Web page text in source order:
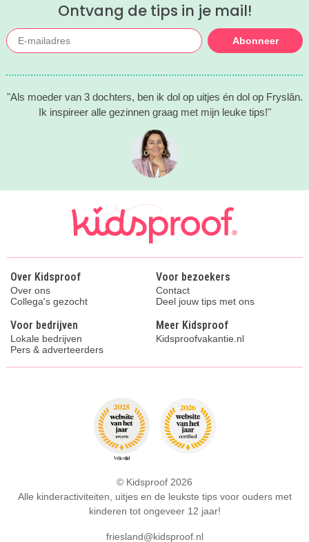
Ontvang de tips in je mail!
Abonneer
"Als moeder van 3 dochters, ben ik dol op uitjes én dol op Fryslân.
Ik inspireer alle gezinnen graag met mijn leuke tips!"
Over Kidsproof
Over ons
Collega's gezocht
Voor bezoekers
Contact
Deel jouw tips met ons
Voor bedrijven
Lokale bedrijven
Pers & adverteerders
Meer Kidsproof
Kidsproofvakantie.nl
© Kidsproof 2026
Alle kinderactiviteiten, uitjes en de leukste tips voor ouders met
kinderen tot ongeveer 12 jaar!
friesland@kidsproof.nl